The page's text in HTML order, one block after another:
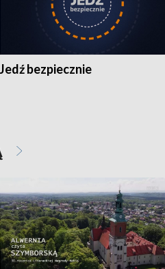
Jedź bezpiecznie